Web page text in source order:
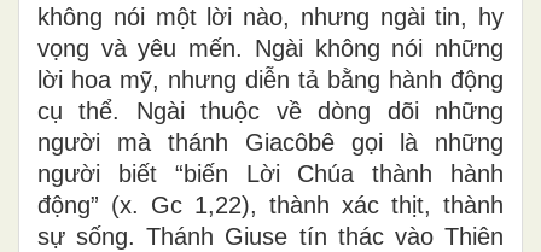
không nói một lời nào, nhưng ngài tin, hy
vọng và yêu mến. Ngài không nói những
lời hoa mỹ, nhưng diễn tả bằng hành động
cụ thể. Ngài thuộc về dòng dõi những
người mà thánh Giacôbê gọi là những
người biết “biến Lời Chúa thành hành
động” (x. Gc 1,22), thành xác thịt, thành
sự sống. Thánh Giuse tín thác vào Thiên